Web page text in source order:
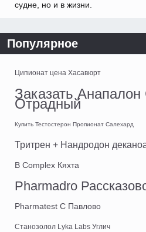
судне, но и в жизни.
Популярное
Ципионат цена Хасавюрт
Заказать Анапалон
Отрадный
Купить Тестостерон Пропионат Салехард
Тритрен + Нандродон
B Complex Кяхта
Pharmadro
Pharmatest C Павлово
Станозолол Lyka Labs Углич